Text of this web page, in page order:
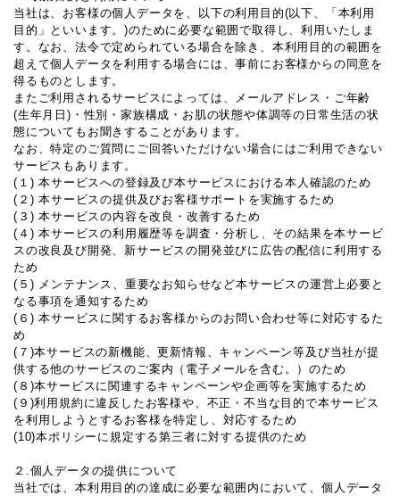
当社は、お客様の個人データを、以下の利用目的(以下、「本利用
目的」といいます。)のために必要な範囲で取得し、利用いたしま
す。なお、法令で定められている場合を除き、本利用目的の範囲を
超えて個人データを利用する場合には、事前にお客様からの同意を
得るものとします。
またご利用されるサービスによっては、メールアドレス・ご年齢
(生年月日)・性別・家族構成・お肌の状態や体調等の日常生活の状
態についてもお聞きすることがあります。
なお、特定のご質問にご回答いただけない場合にはご利用できない
サービスもあります。
(１) 本サービスへの登録及び本サービスにおける本人確認のため
(２) 本サービスの提供及びお客様サポートを実施するため
(３) 本サービスの内容を改良・改善するため
(４) 本サービスの利用履歴等を調査・分析し、その結果を本サービ
スの改良及び開発、新サービスの開発並びに広告の配信に利用する
ため
(５) メンテナンス、重要なお知らせなど本サービスの運営上必要と
なる事項を通知するため
(６) 本サービスに関するお客様からのお問い合わせ等に対応するた
め
(７)本サービスの新機能、更新情報、キャンペーン等及び当社が提
供する他のサービスのご案内（電子メールを含む。）のため
(８)本サービスに関連するキャンペーンや企画等を実施するため
(９)利用規約に違反したお客様や、不正・不当な目的で本サービス
を利用しようとするお客様を特定し、対応するため
(10)本ポリシーに規定する第三者に対する提供のため
２.個人データの提供について
当社では、本利用目的の達成に必要な範囲内において、個人データ